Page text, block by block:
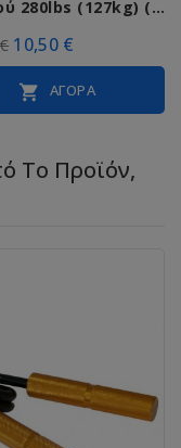
280lbs (127kg) (Β
10,50 €
 ΑΓΟΡΆ
Το Προϊόν,